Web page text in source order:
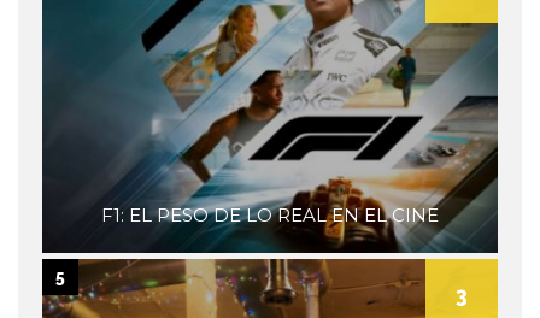
F1: EL PESO DE LO REAL EN EL CINE
3
5